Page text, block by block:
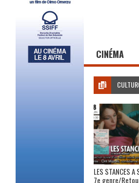
CINÉMA
LES STANCES
7e genre/